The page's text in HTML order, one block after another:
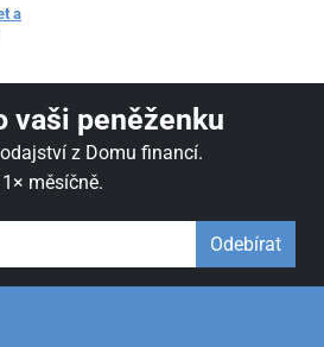
a
vaši peněženku
z Domu financí.
měsíčně.
Odebírat